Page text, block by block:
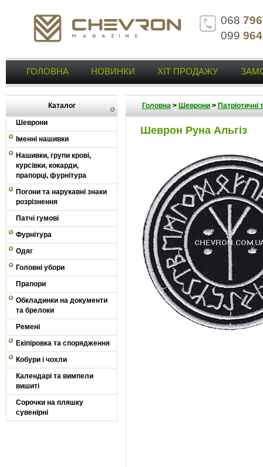
068
099
ГОЛОВНА НОВИНКИ ХІТ ПРОДАЖУ
Каталог
Шеврони
Іменні нашивки
Нашивки, групи крові,
курсівки, кокарди,
прапорці, фурнітура
Погони та нарукавні знаки
розрізнення
Патчі гумові
Фурнітура
Одяг
Головні убори
Прапори
Обкладинки на документи
та брелоки
Ремені
Екіпіровка та спорядження
Кобури і чохли
Календарі та вимпели
вишиті
Сорочки на пляшку
сувенірні
Головна> Шеврони> Патріотичні
Шеврон Руна Альгіз